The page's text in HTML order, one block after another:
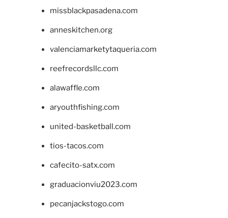
missblackpasadena.com
anneskitchen.org
valenciamarketytaqueria.com
reefrecordsllc.com
alawaffle.com
aryouthfishing.com
united-basketball.com
tios-tacos.com
cafecito-satx.com
graduacionviu2023.com
pecanjackstogo.com